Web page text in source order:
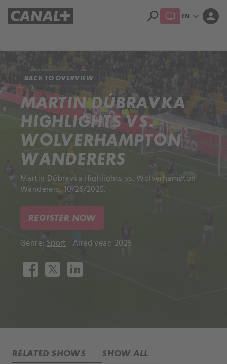
search EN expand_more person
BACK TO OVERVIEW
MARTIN DÚBRAVKA
HIGHLIGHTS VS.
WOLVERHAMPTON
WANDERERS
Martin Dúbravka Highlights vs. Wolverhampton
Wanderers, 10/26/2025.
REGISTER NOW
Genre: Sport Aired year: 2025
RELATED SHOWS SHOW ALL